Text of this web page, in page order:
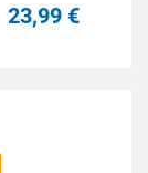
23,99 €